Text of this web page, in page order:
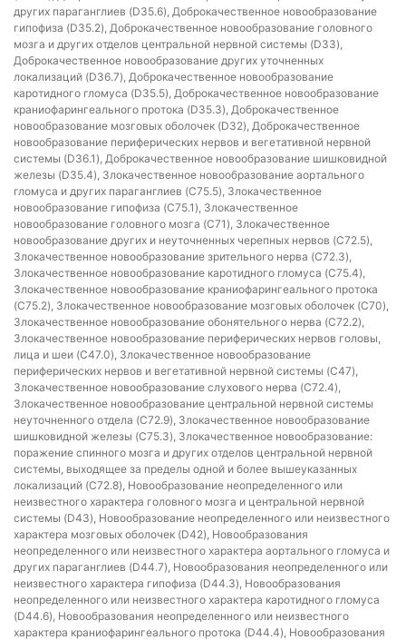
других параганглиев (D35.6), Доброкачественное новообразование
гипофиза (D35.2), Доброкачественное новообразование головного
мозга и других отделов центральной нервной системы (D33),
Доброкачественное новообразование других уточненных
локализаций (D36.7), Доброкачественное новообразование
каротидного гломуса (D35.5), Доброкачественное новообразование
краниофарингеального протока (D35.3), Доброкачественное
новообразование мозговых оболочек (D32), Доброкачественное
новообразование периферических нервов и вегетативной нервной
системы (D36.1), Доброкачественное новообразование шишковидной
железы (D35.4), Злокачественное новообразование аортального
гломуса и других параганглиев (C75.5), Злокачественное
новообразование гипофиза (C75.1), Злокачественное
новообразование головного мозга (C71), Злокачественное
новообразование других и неуточненных черепных нервов (C72.5),
Злокачественное новообразование зрительного нерва (C72.3),
Злокачественное новообразование каротидного гломуса (C75.4),
Злокачественное новообразование краниофарингеального протока
(C75.2), Злокачественное новообразование мозговых оболочек (C70),
Злокачественное новообразование обонятельного нерва (C72.2),
Злокачественное новообразование периферических нервов головы,
лица и шеи (C47.0), Злокачественное новообразование
периферических нервов и вегетативной нервной системы (C47),
Злокачественное новообразование слухового нерва (C72.4),
Злокачественное новообразование центральной нервной системы
неуточненного отдела (C72.9), Злокачественное новообразование
шишковидной железы (C75.3), Злокачественное новообразование:
поражение спинного мозга и других отделов центральной нервной
системы, выходящее за пределы одной и более вышеуказанных
локализаций (C72.8), Новообразование неопределенного или
неизвестного характера головного мозга и центральной нервной
системы (D43), Новообразование неопределенного или неизвестного
характера мозговых оболочек (D42), Новообразования
неопределенного или неизвестного характера аортального гломуса и
других параганглиев (D44.7), Новообразования неопределенного или
неизвестного характера гипофиза (D44.3), Новообразования
неопределенного или неизвестного характера каротидного гломуса
(D44.6), Новообразования неопределенного или неизвестного
характера краниофарингеального протока (D44.4), Новообразования